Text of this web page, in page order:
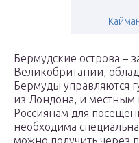
Бермудские острова –
Великобритании,
Бермуды управляются
из Лондона, и
Россиянам для
необходима
можно получить через